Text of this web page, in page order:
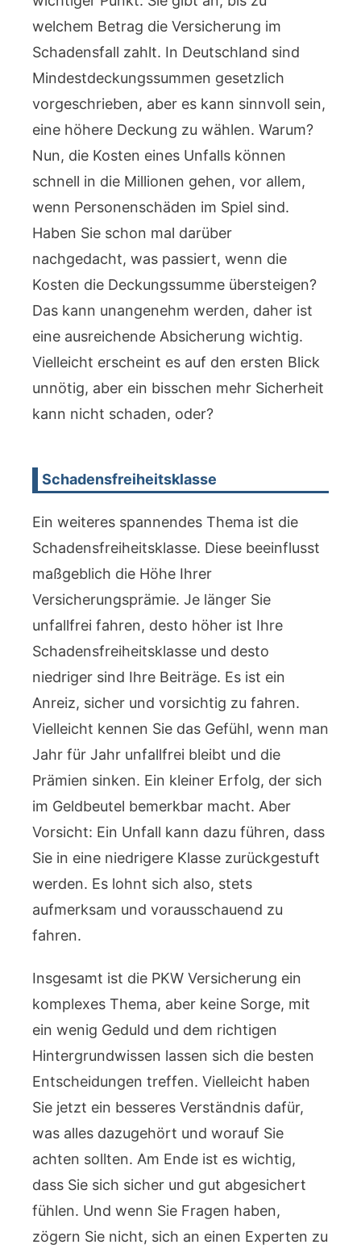
welchem Betrag die Versicherung im
Schadensfall zahlt. In Deutschland sind
Mindestdeckungssummen gesetzlich
vorgeschrieben, aber es kann sinnvoll sein,
eine höhere Deckung zu wählen. Warum?
Nun, die Kosten eines Unfalls können
schnell in die Millionen gehen, vor allem,
wenn Personenschäden im Spiel sind.
Haben Sie schon mal darüber
nachgedacht, was passiert, wenn die
Kosten die Deckungssumme übersteigen?
Das kann unangenehm werden, daher ist
eine ausreichende Absicherung wichtig.
Vielleicht erscheint es auf den ersten Blick
unnötig, aber ein bisschen mehr Sicherheit
kann nicht schaden, oder?
Schadensfreiheitsklasse
Ein weiteres spannendes Thema ist die
Schadensfreiheitsklasse. Diese beeinflusst
maßgeblich die Höhe Ihrer
Versicherungsprämie. Je länger Sie
unfallfrei fahren, desto höher ist Ihre
Schadensfreiheitsklasse und desto
niedriger sind Ihre Beiträge. Es ist ein
Anreiz, sicher und vorsichtig zu fahren.
Vielleicht kennen Sie das Gefühl, wenn man
Jahr für Jahr unfallfrei bleibt und die
Prämien sinken. Ein kleiner Erfolg, der sich
im Geldbeutel bemerkbar macht. Aber
Vorsicht: Ein Unfall kann dazu führen, dass
Sie in eine niedrigere Klasse zurückgestuft
werden. Es lohnt sich also, stets
aufmerksam und vorausschauend zu
fahren.
Insgesamt ist die PKW Versicherung ein
komplexes Thema, aber keine Sorge, mit
ein wenig Geduld und dem richtigen
Hintergrundwissen lassen sich die besten
Entscheidungen treffen. Vielleicht haben
Sie jetzt ein besseres Verständnis dafür,
was alles dazugehört und worauf Sie
achten sollten. Am Ende ist es wichtig,
dass Sie sich sicher und gut abgesichert
fühlen. Und wenn Sie Fragen haben,
zögern Sie nicht, sich an einen Experten zu